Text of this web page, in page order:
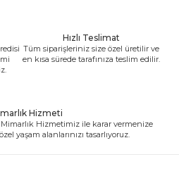
Hızlı Teslimat
Tüm siparişleriniz size özel üretilir ve
en kısa sürede tarafınıza teslim edilir.
Hizmeti
Hizmetimiz ile karar vermenize
yaşam alanlarınızı tasarlıyoruz.